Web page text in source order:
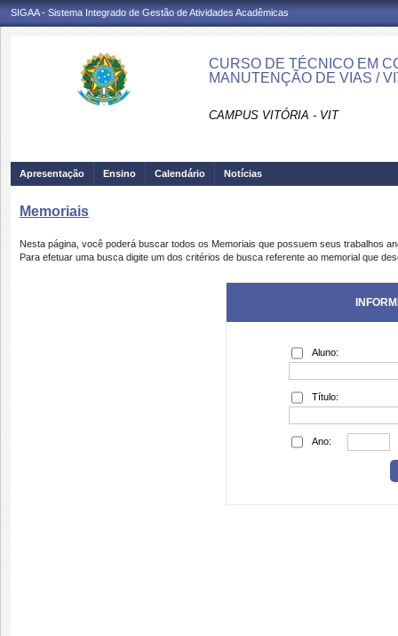
SIGAA - Sistema Integrado de Gestão de Atividades Acadêmicas
CURSO DE TÉCNICO EM
MANUTENÇÃO DE VIAS /
CAMPUS VITÓRIA - VIT
Apresentação Ensino Calendário Notícias
Memoriais
Nesta página, você poderá buscar todos os Memoriais que possuem seus trabalhos
Para efetuar uma busca digite um dos critérios de busca referente ao memorial que
Aluno:
Título:
Ano: